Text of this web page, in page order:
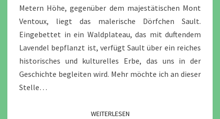
Metern Höhe, gegenüber dem majestätischen Mont
Ventoux, liegt das malerische Dörfchen Sault.
Eingebettet in ein Waldplateau, das mit duftendem
Lavendel bepflanzt ist, verfügt Sault über ein reiches
historisches und kulturelles Erbe, das uns in der
Geschichte begleiten wird. Mehr möchte ich an dieser
Stelle…
WEITERLESENWEITERLESEN